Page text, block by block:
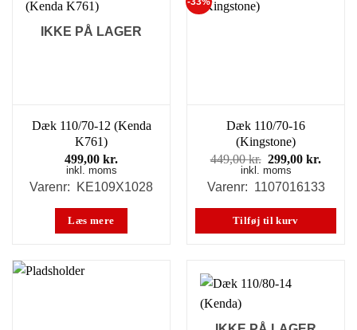
IKKE PÅ LAGER
Dæk 110/70-12 (Kenda
K761)
499,00 kr.
inkl. moms
Varenr: KE109X1028
Læs mere
Dæk 110/70-16
(Kingstone)
449,00kr. Den
oprindelige
pris
449,00 kr..
299,00kr.
pris
inkl. moms
Varenr: 1107016133
Tilføj til kurv